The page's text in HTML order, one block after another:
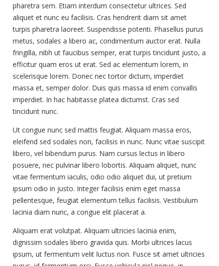
pharetra sem. Etiam interdum consectetur ultrices. Sed
aliquet et nunc eu facilisis. Cras hendrerit diam sit amet
turpis pharetra laoreet. Suspendisse potenti. Phasellus purus
metus, sodales a libero ac, condimentum auctor erat. Nulla
fringilla, nibh ut faucibus semper, erat turpis tincidunt justo, a
efficitur quam eros ut erat. Sed ac elementum lorem, in
scelerisque lorem. Donec nec tortor dictum, imperdiet
massa et, semper dolor. Duis quis massa id enim convallis
imperdiet. In hac habitasse platea dictumst. Cras sed
tincidunt nunc.
Ut congue nunc sed mattis feugiat. Aliquam massa eros,
eleifend sed sodales non, facilisis in nunc. Nunc vitae suscipit
libero, vel bibendum purus. Nam cursus lectus in libero
posuere, nec pulvinar libero lobortis. Aliquam aliquet, nunc
vitae fermentum iaculis, odio odio aliquet dui, ut pretium
ipsum odio in justo. Integer facilisis enim eget massa
pellentesque, feugiat elementum tellus facilisis. Vestibulum
lacinia diam nunc, a congue elit placerat a.
Aliquam erat volutpat. Aliquam ultricies lacinia enim,
dignissim sodales libero gravida quis. Morbi ultrices lacus
ipsum, ut fermentum velit luctus non. Fusce sit amet ultricies